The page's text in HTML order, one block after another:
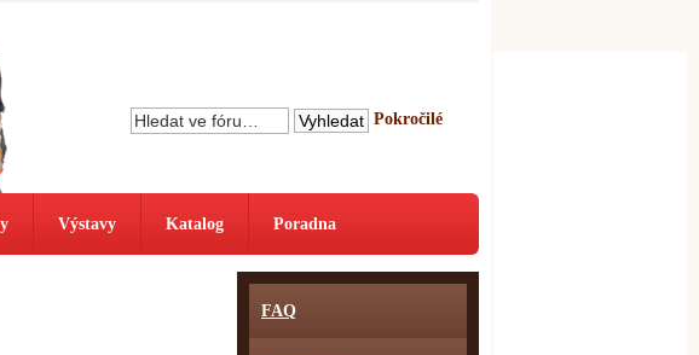
Pokročilé
Výstavy Katalog Poradna
FAQ